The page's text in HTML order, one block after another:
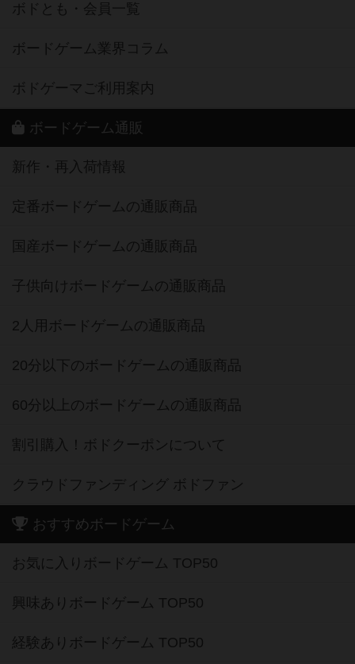
ボドとも・会員一覧
ボードゲーム業界コラム
ボドゲーマご利用案内
ボードゲーム通販
新作・再入荷情報
定番ボードゲームの通販商品
国産ボードゲームの通販商品
子供向けボードゲームの通販商品
2人用ボードゲームの通販商品
20分以下のボードゲームの通販商品
60分以上のボードゲームの通販商品
割引購入！ボドクーポンについて
クラウドファンディング ボドファン
おすすめボードゲーム
お気に入りボードゲーム TOP50
興味ありボードゲーム TOP50
経験ありボードゲーム TOP50